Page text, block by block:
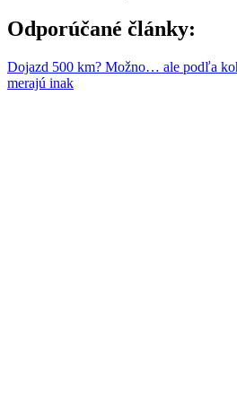
Odporúčané články:
Dojazd 500 km? Možno… ale podľa
merajú inak